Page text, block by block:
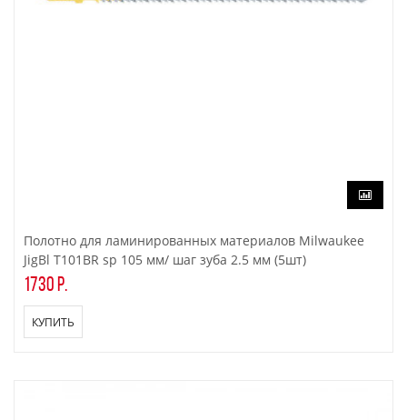
Полотно для ламинированных материалов Milwaukee
JigBl T101BR sp 105 мм/ шаг зуба 2.5 мм (5шт)
1730 р.
КУПИТЬ